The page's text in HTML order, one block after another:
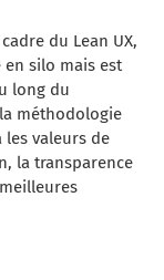
du Lean UX,
en silo mais est
long du
méthodologie
les valeurs de
la transparence